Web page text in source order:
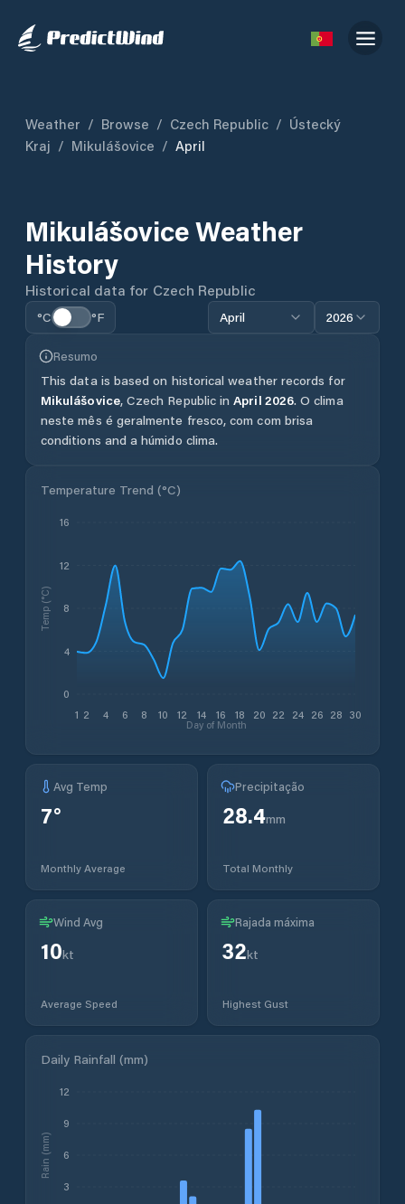
Weather / Browse / Czech Republic / Ústecký
Kraj / Mikulášovice / April
MikulášoviceWeather
History
Historical data for Czech Republic
°C °F April 2026
Resumo
This data is based on historical weather records for
Mikulášovice, Czech Republic in April 2026.O clima
neste mês é geralmente fresco, com com brisa
conditions and a húmido clima.
Temperature Trend (°C)
1 2 4 6 8 10 12 14 16 18 20 22 24 26 28 30
Day of Month
0
4
8
12
16
Temp (°C)
Avg Temp
7°
Monthly Average
Precipitação
28.4mm
Total Monthly
Wind Avg
10kt
Average Speed
Rajada máxima
32kt
Highest Gust
Daily Rainfall (mm)
3
6
9
12
Rain (mm)